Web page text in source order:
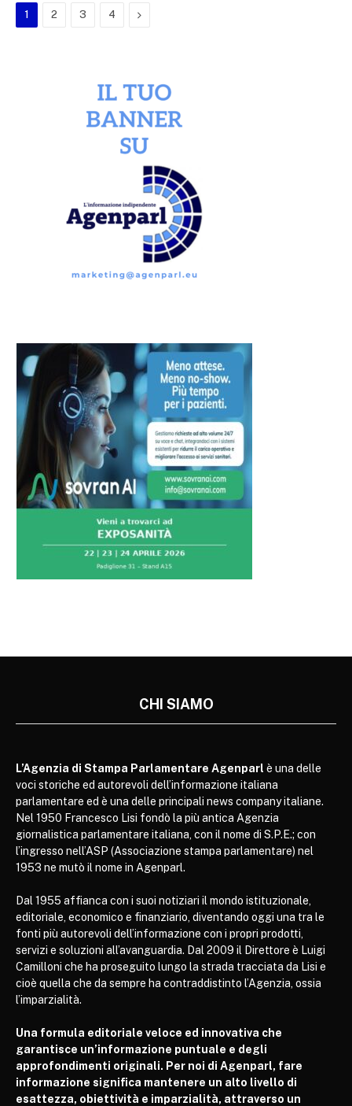
1 2 3 4 Next
CHI SIAMO
L’Agenzia di Stampa Parlamentare Agenparl è una delle
voci storiche ed autorevoli dell’informazione italiana
parlamentare ed è una delle principali news company italiane.
Nel 1950 Francesco Lisi fondò la più antica Agenzia
giornalistica parlamentare italiana, con il nome di S.P.E.; con
l’ingresso nell’ASP (Associazione stampa parlamentare) nel
1953 ne mutò il nome in Agenparl.
Dal 1955 affianca con i suoi notiziari il mondo istituzionale,
editoriale, economico e finanziario, diventando oggi una tra le
fonti più autorevoli dell’informazione con i propri prodotti,
servizi e soluzioni all’avanguardia. Dal 2009 il Direttore è Luigi
Camilloni che ha proseguito lungo la strada tracciata da Lisi e
cioè quella che da sempre ha contraddistinto l’Agenzia, ossia
l’imparzialità.
Una formula editoriale veloce ed innovativa che
garantisce un’informazione puntuale e degli
approfondimenti originali. Per noi di Agenparl, fare
informazione significa mantenere un alto livello di
esattezza, obiettività e imparzialità, attraverso un